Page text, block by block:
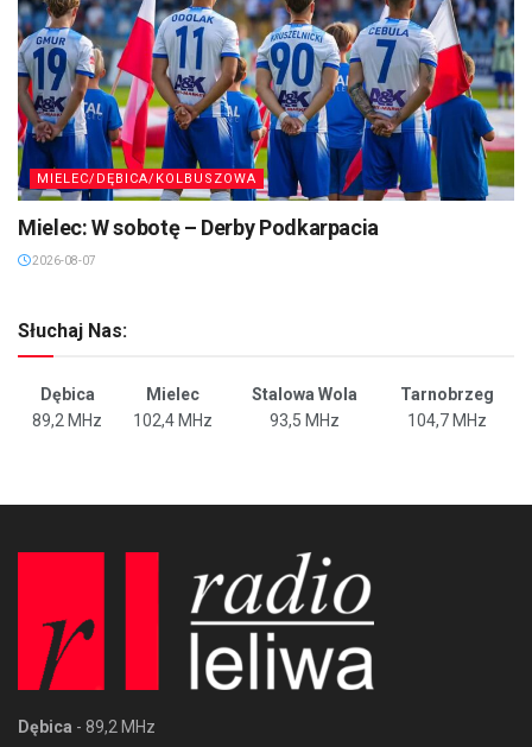
MIELEC/DĘBICA/KOLBUSZOWA
Mielec: W sobotę – Derby Podkarpacia
2026-08-07
Słuchaj Nas:
Dębica Mielec Stalowa Wola
Tarnobrzeg
89,2 MHz
102,4 MHz 93,5 MHz 104,7 MHz
Dębica - 89,2 MHz